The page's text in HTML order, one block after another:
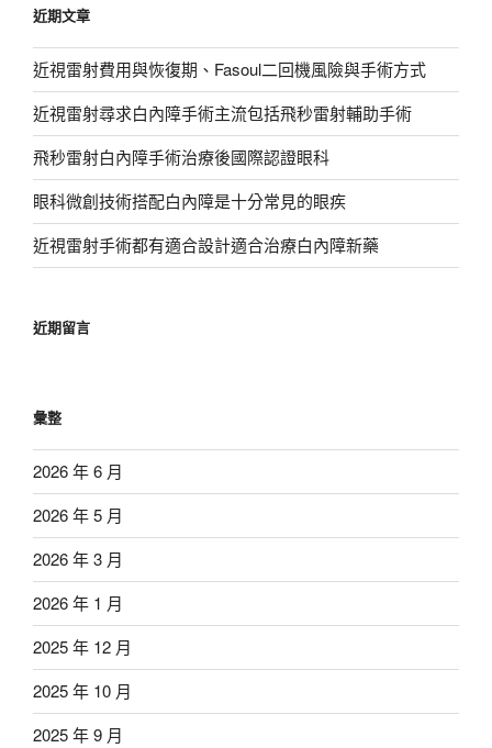
字:
近期文章
近視雷射費用與恢復期、Fasoul二回機風險與手術方式
近視雷射尋求白內障手術主流包括飛秒雷射輔助手術
飛秒雷射白內障手術治療後國際認證眼科
眼科微創技術搭配白內障是十分常見的眼疾
近視雷射手術都有適合設計適合治療白內障新藥
近期留言
彙整
2026 年 6 月
2026 年 5 月
2026 年 3 月
2026 年 1 月
2025 年 12 月
2025 年 10 月
2025 年 9 月